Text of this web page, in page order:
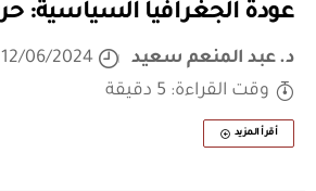
عودة الجغرافيا السياسية:
د. عبد المنعم سعيد
12/06/2024
وقت القراءة: 5 دقيقة
أقرأ المزيد